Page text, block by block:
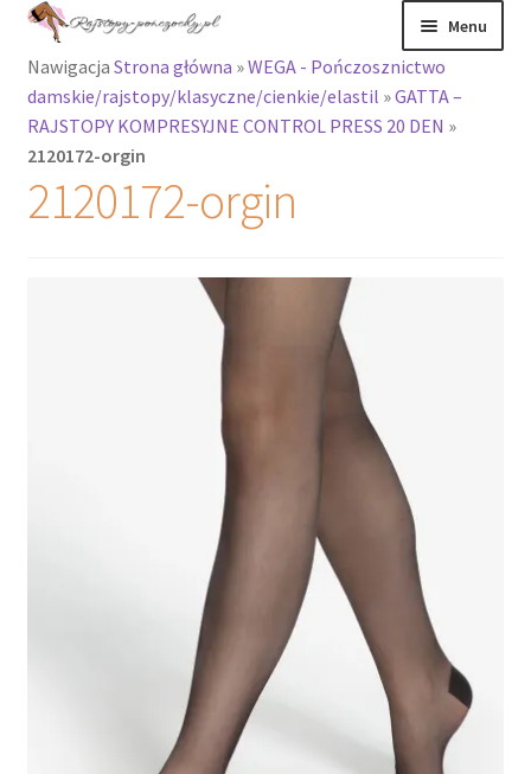
Przejdź
nawigacji
Przejdź
treści
Menu
Rajstopy
Rozwiń
menu
potomne
Rajstopy Orirose
Pończochy i
potomne
Nawigacja Strona główna »WEGA - Pończosznictwo
damskie/rajstopy/klasyczne/cienkie/elastil »GATTA –
RAJSTOPY KOMPRESYJNE CONTROL PRESS 20 DEN »
2120172-orgin
2120172-orgin